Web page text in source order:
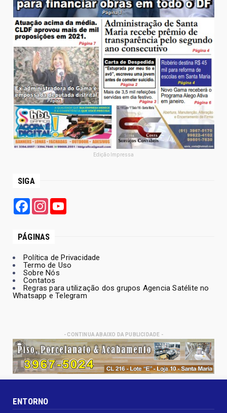
Edição Impressa
SIGA
FacebookInstagram
PÁGINAS
Política de Privacidade
Termo de Uso
Sobre Nós
Contatos
Regras para utilização dos grupos Agencia Satélite no
Whatsapp e Telegram
- CONTINUA ABAIXO DA PUBLICIDADE -
ENTORNO